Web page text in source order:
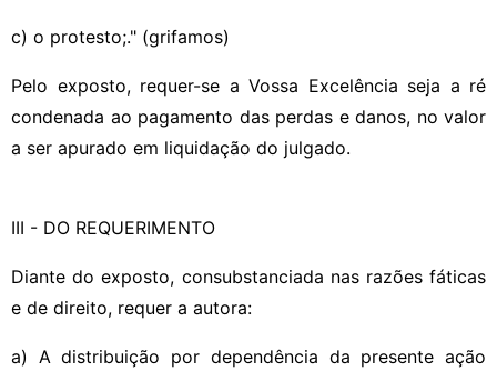
c) o protesto;." (grifamos)
Pelo exposto, requer-se a Vossa Excelência seja a ré
condenada ao pagamento das perdas e danos, no valor
a ser apurado em liquidação do julgado.
III - DO REQUERIMENTO
Diante do exposto, consubstanciada nas razões fáticas
e de direito, requer a autora:
a) A distribuição por dependência da presente ação